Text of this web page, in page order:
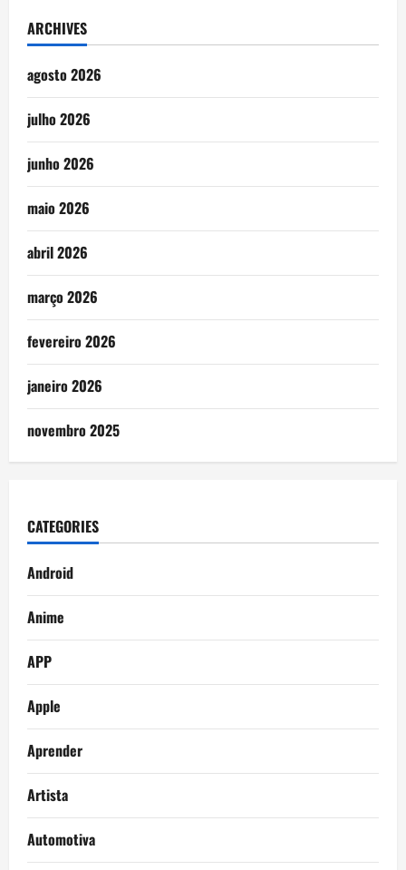
ARCHIVES
agosto 2026
julho 2026
junho 2026
maio 2026
abril 2026
março 2026
fevereiro 2026
janeiro 2026
novembro 2025
CATEGORIES
Android
Anime
APP
Apple
Aprender
Artista
Automotiva